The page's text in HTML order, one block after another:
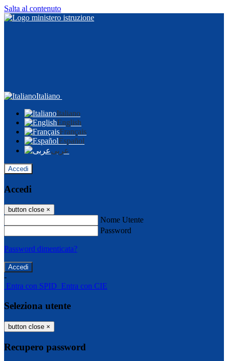
Salta al contenuto
Italiano
Italiano
English
Français
Español
عربى
Accedi
Accedi
button close ×
Nome Utente
Password
Password dimenticata?
-
Entra con SPID Entra con CIE
Seleziona utente
button close ×
Recupero password